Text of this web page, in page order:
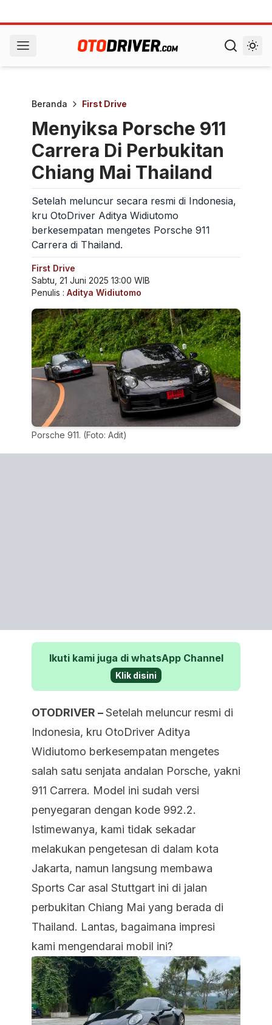
Beranda First Drive
Menyiksa Porsche 911
Carrera Di Perbukitan
Chiang Mai Thailand
Setelah meluncur secara resmi di Indonesia,
kru OtoDriver Aditya Widiutomo
berkesempatan mengetes Porsche 911
Carrera di Thailand.
First Drive
Sabtu, 21 Juni 2025 13:00 WIB
Penulis : Aditya Widiutomo
Porsche 911. (Foto: Adit)
Ikuti kami juga di whatsApp Channel
Klik disini
OTODRIVER –Setelah meluncur resmi di
Indonesia, kru OtoDriver Aditya
Widiutomo berkesempatan mengetes
salah satu senjata andalan Porsche, yakni
911 Carrera. Model ini sudah versi
penyegaran dengan kode 992.2.
Istimewanya, kami tidak sekadar
melakukan pengetesan di dalam kota
Jakarta, namun langsung membawa
Sports Car asal Stuttgart ini di jalan
perbukitan Chiang Mai yang berada di
Thailand. Lantas, bagaimana impresi
kami mengendarai mobil ini?